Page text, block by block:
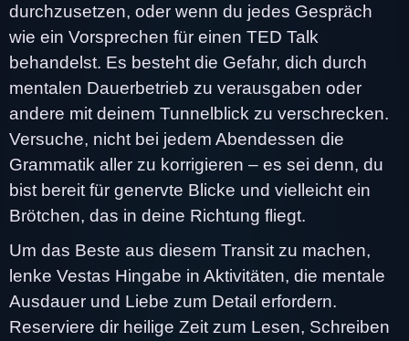
durchzusetzen, oder wenn du jedes Gespräch
wie ein Vorsprechen für einen TED Talk
behandelst. Es besteht die Gefahr, dich durch
mentalen Dauerbetrieb zu verausgaben oder
andere mit deinem Tunnelblick zu verschrecken.
Versuche, nicht bei jedem Abendessen die
Grammatik aller zu korrigieren – es sei denn, du
bist bereit für genervte Blicke und vielleicht ein
Brötchen, das in deine Richtung fliegt.
Um das Beste aus diesem Transit zu machen,
lenke Vestas Hingabe in Aktivitäten, die mentale
Ausdauer und Liebe zum Detail erfordern.
Reserviere dir heilige Zeit zum Lesen, Schreiben